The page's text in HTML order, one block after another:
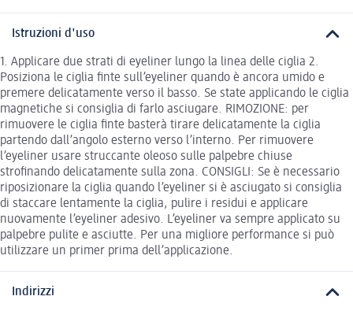
Istruzioni d'uso
1. Applicare due strati di eyeliner lungo la linea delle ciglia 2.
Posiziona le ciglia finte sull’eyeliner quando è ancora umido e
premere delicatamente verso il basso. Se state applicando le ciglia
magnetiche si consiglia di farlo asciugare. RIMOZIONE: per
rimuovere le ciglia finte basterà tirare delicatamente la ciglia
partendo dall’angolo esterno verso l’interno. Per rimuovere
l’eyeliner usare struccante oleoso sulle palpebre chiuse
strofinando delicatamente sulla zona. CONSIGLI: Se è necessario
riposizionare la ciglia quando l’eyeliner si è asciugato si consiglia
di staccare lentamente la ciglia, pulire i residui e applicare
nuovamente l’eyeliner adesivo. L’eyeliner va sempre applicato su
palpebre pulite e asciutte. Per una migliore performance si può
utilizzare un primer prima dell’applicazione.
Indirizzi